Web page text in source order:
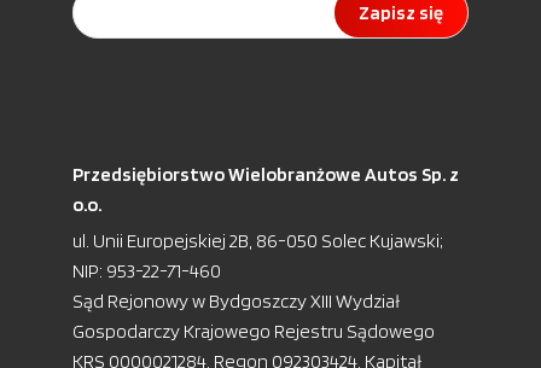
Zapisz się
Przedsiębiorstwo Wielobranżowe Autos Sp. z
o.o.
ul. Unii Europejskiej 2B, 86-050 Solec Kujawski;
NIP: 953-22-71-460
Sąd Rejonowy w Bydgoszczy XIII Wydział
Gospodarczy Krajowego Rejestru Sądowego
KRS 0000021284, Regon 092303424, Kapitał